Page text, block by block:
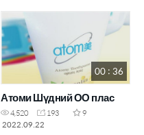
00 : 36
Атоми Шүдний ОО плас
4,520 193
9
2022.09.22